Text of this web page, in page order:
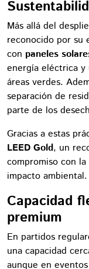
Más allá del
reconocido por su
con paneles
energía eléctrica y
áreas verdes.
separación de
parte de los
Gracias a estas
LEED Gold, un
compromiso con
impacto ambiental.
Capacidad
premium
En partidos
una capacidad
aunque en